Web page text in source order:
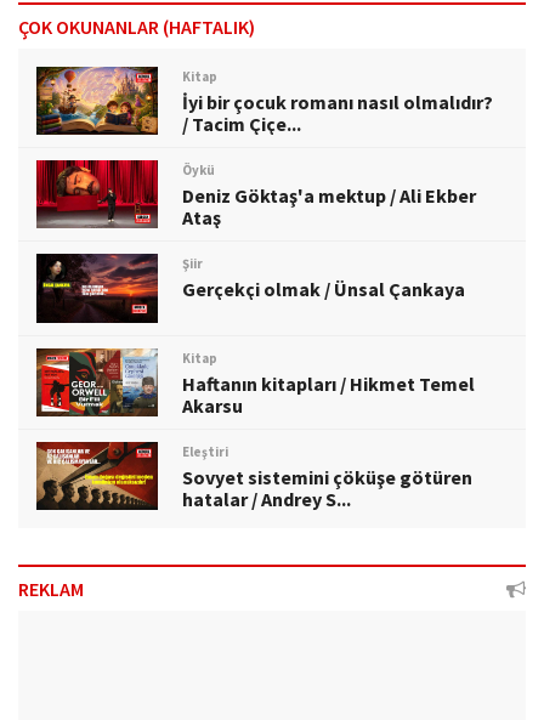
ÇOK OKUNANLAR (HAFTALIK)
Kitap
İyi bir çocuk romanı nasıl olmalıdır?
/ Tacim Çiçe...
Öykü
Deniz Göktaş'a mektup / Ali Ekber
Ataş
Şiir
Gerçekçi olmak / Ünsal Çankaya
Kitap
Haftanın kitapları / Hikmet Temel
Akarsu
Eleştiri
Sovyet sistemini çöküşe götüren
hatalar / Andrey S...
REKLAM